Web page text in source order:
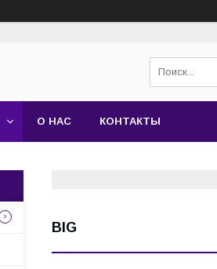
О НАС КОНТАКТЫ
BIG